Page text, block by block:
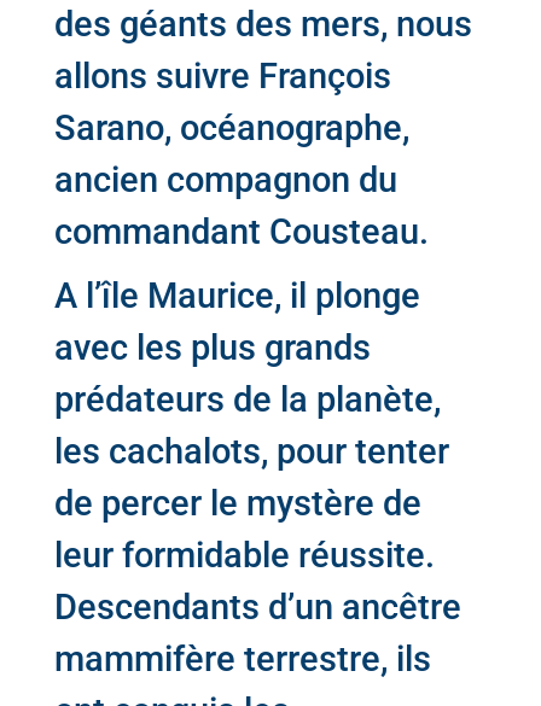
des géants des mers, nous
allons suivre François
Sarano, océanographe,
ancien compagnon du
commandant Cousteau.
A l’île Maurice, il plonge
avec les plus grands
prédateurs de la planète,
les cachalots, pour tenter
de percer le mystère de
leur formidable réussite.
Descendants d’un ancêtre
mammifère terrestre, ils